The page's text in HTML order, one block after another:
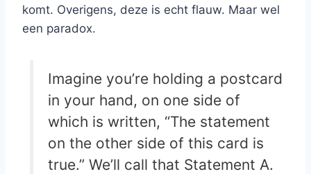
komt. Overigens, deze is echt flauw. Maar wel
een paradox.
Imagine you’re holding a postcard
in your hand, on one side of
which is written, “The statement
on the other side of this card is
true.” We’ll call that Statement A.